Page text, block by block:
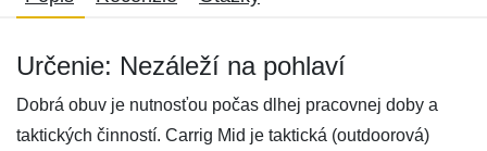
Určenie: Nezáleží na pohlaví
Dobrá obuv je nutnosťou počas dlhej pracovnej doby a
taktických činností. Carrig Mid je taktická (outdoorová)